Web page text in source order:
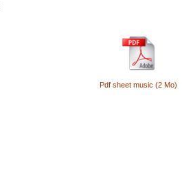
Pdf sheet music (2 Mo)